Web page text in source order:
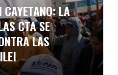
LA
CTA SE
LAS